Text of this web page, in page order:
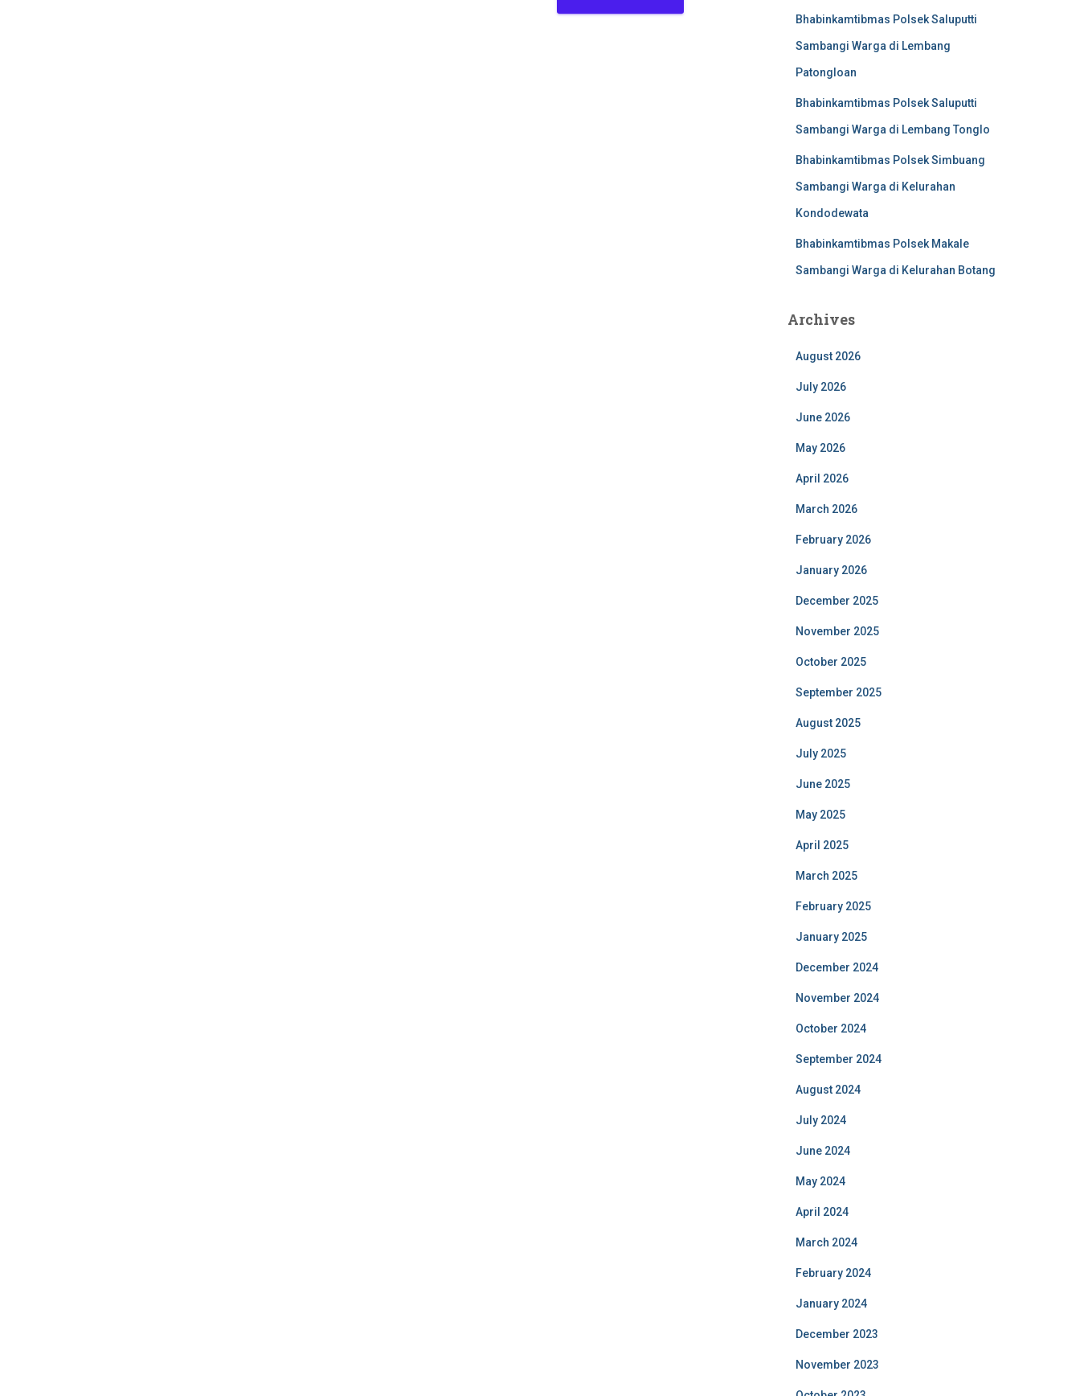
Bhabinkamtibmas Polsek Saluputti
Sambangi Warga di Lembang
Patongloan
Bhabinkamtibmas Polsek Saluputti
Sambangi Warga di Lembang Tonglo
Bhabinkamtibmas Polsek Simbuang
Sambangi Warga di Kelurahan
Kondodewata
Bhabinkamtibmas Polsek Makale
Sambangi Warga di Kelurahan Botang
Archives
August 2026
July 2026
June 2026
May 2026
April 2026
March 2026
February 2026
January 2026
December 2025
November 2025
October 2025
September 2025
August 2025
July 2025
June 2025
May 2025
April 2025
March 2025
February 2025
January 2025
December 2024
November 2024
October 2024
September 2024
August 2024
July 2024
June 2024
May 2024
April 2024
March 2024
February 2024
January 2024
December 2023
November 2023